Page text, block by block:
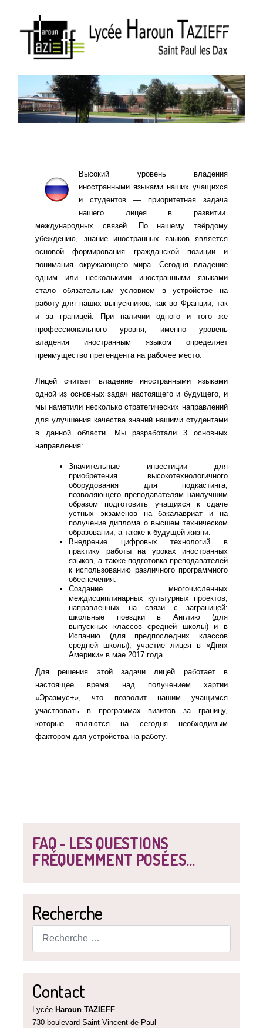
FAQ - LES QUESTIONS
FRÉQUEMMENT POSÉES...
Recherche
Contact
Lycée Haroun TAZIEFF
730 boulevard Saint Vincent de Paul
Высокий уровень владения
иностранными языками наших учащихся
и студентов — приоритетная задача
нашего лицея в развитии
международных связей. По нашему твёрдому
убеждению, знание иностранных языков является
основой формирования гражданской позиции и
понимания окружающего мира. Сегодня владение
одним или несколькими иностранными языками
стало обязательным условием в устройстве на
работу для наших выпускников, как во Франции, так
и за границей. При наличии одного и того же
профессионального уровня, именно уровень
владения иностранным языком определяет
преимущество претендента на рабочее место.
Лицей считает владение иностранными языками
одной из основных задач настоящего и будущего, и
мы наметили несколько стратегических направлений
для улучшения качества знаний нашими студентами
в данной области. Мы разработали 3 основных
направления:
Значительные инвестиции для
приобретения высокотехнологичного
оборудования для подкастинга,
позволяющего преподавателям наилучшим
образом подготовить учащихся к сдаче
устных экзаменов на бакалавриат и на
получение диплома о высшем техническом
образовании, а также к будущей жизни.
Внедрение цифровых технологий в
практику работы на уроках иностранных
языков, а также подготовка преподавателей
к использованию различного программного
обеспечения.
Создание многочисленных
междисциплинарных культурных проектов,
направленных на связи с заграницей:
школьные поездки в Англию (для
выпускных классов средней школы) и в
Испанию (для предпоследних классов
средней школы), участие лицея в «Днях
Америки» в мае 2017 года...
Для решения этой задачи лицей работает в
настоящее время над получением хартии
«Эразмус+», что позволит нашим учащимся
участвовать в программах визитов за границу,
которые являются на сегодня необходимым
фактором для устройства на работу.